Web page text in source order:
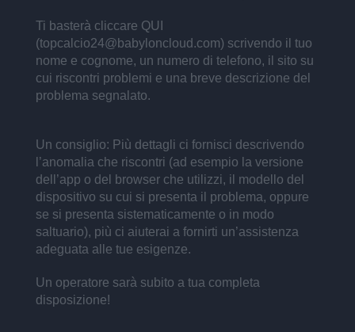
Ti basterà cliccare QUI
(topcalcio24@babyloncloud.com) scrivendo il tuo
nome e cognome, un numero di telefono, il sito su
cui riscontri problemi e una breve descrizione del
problema segnalato.
Un consiglio: Più dettagli ci fornisci descrivendo
l’anomalia che riscontri (ad esempio la versione
dell’app o del browser che utilizzi, il modello del
dispositivo su cui si presenta il problema, oppure
se si presenta sistematicamente o in modo
saltuario), più ci aiuterai a fornirti un’assistenza
adeguata alle tue esigenze.
Un operatore sarà subito a tua completa
disposizione!